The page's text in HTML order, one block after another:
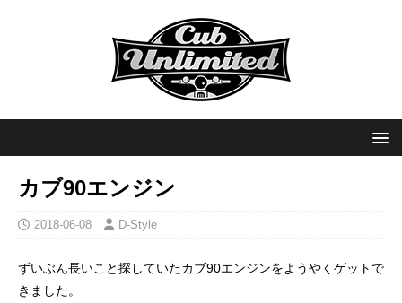
カブ90エンジン
2018-06-08 D-Style
ずいぶん長いこと探していたカブ90エンジンをようやくゲットで
きました。